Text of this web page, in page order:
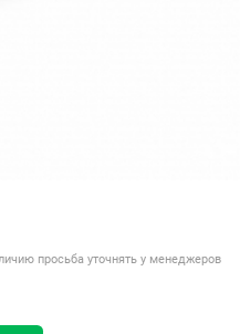
просьба уточнять у менеджеров